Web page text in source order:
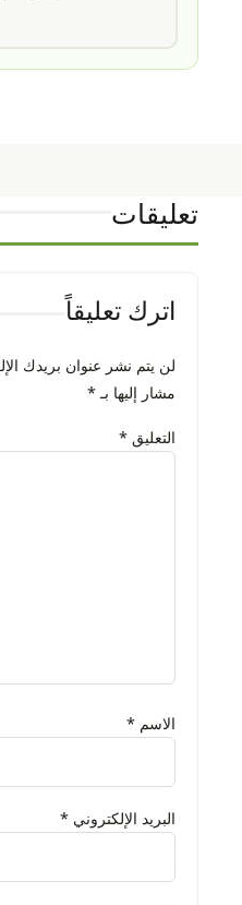
تعليقات
اترك تعليقاً
لن يتم نشر عنوان بريدك
مشار إليها بـ *
التعليق *
الاسم *
البريد الإلكتروني *